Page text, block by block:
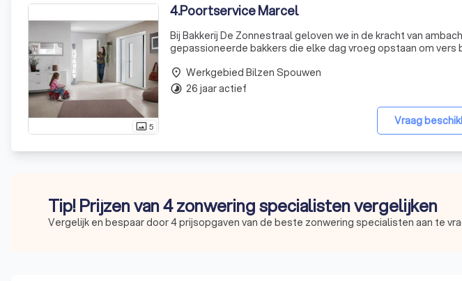
photo_size_select_actual5
4.Poortservice Marcel
Bij Bakkerij De Zonnestraal geloven we in de kracht van
gepassioneerde bakkers die elke dag vroeg opstaan om
recepten, maa
Vraag
place Werkgebied Bilzen Spouwen
timelapse 26 jaar actief
Tip! Prijzen van 4 zonwering specialisten vergelijken
Vergelijk en bespaar door 4 prijsopgaven van de beste zonwering specialisten aan te